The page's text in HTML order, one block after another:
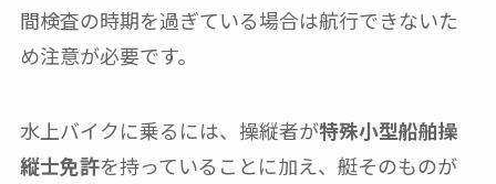
間検査の時期を過ぎている場合は航行できないた
め注意が必要です。
水上バイクに乗るには、操縦者が特殊小型船舶操
縦士免許を持っていることに加え、艇そのものが